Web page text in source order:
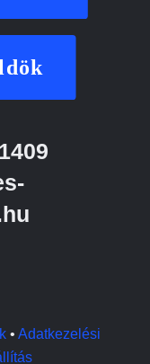
• Adatkezelési